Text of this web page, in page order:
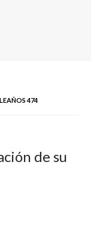
474
de su